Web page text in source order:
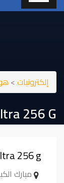
إلكترونيات>
256 G
256 g
مبارك